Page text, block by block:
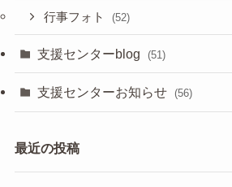
行事フォト (52)
支援センターblog (51)
支援センターお知らせ (56)
最近の投稿